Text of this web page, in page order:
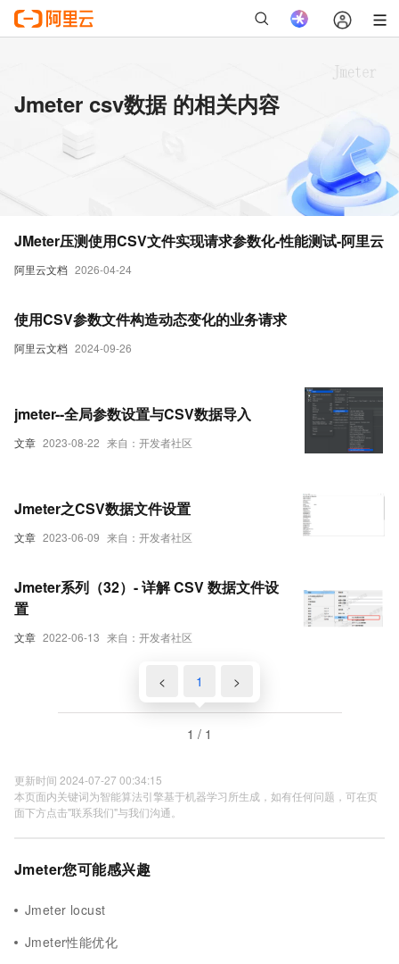
Jmeter csv数据 的相关内容
阿里云文档 2026-04-24
JMeter压测使用CSV文件实现请求参数化-性能测试-阿里云
阿里云文档 2024-09-26
使用CSV参数文件构造动态变化的业务请求
文章 2023-08-22 来自：开发者社区
jmeter--全局参数设置与CSV数据导入
文章 2023-06-09 来自：开发者社区
Jmeter之CSV数据文件设置
文章 2022-06-13 来自：开发者社区
Jmeter系列（32）- 详解 CSV 数据文件设
置
< 1 >
1 / 1
更新时间 2024-07-27 00:34:15
本页面内关键词为智能算法引擎基于机器学习所生成，如有任何问题，可在页
面下方点击"联系我们"与我们沟通。
Jmeter您可能感兴趣
Jmeter locust
Jmeter性能优化